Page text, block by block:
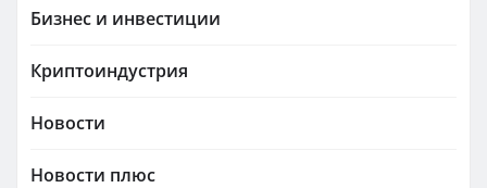
Бизнес и инвестиции
Криптоиндустрия
Новости
Новости плюс